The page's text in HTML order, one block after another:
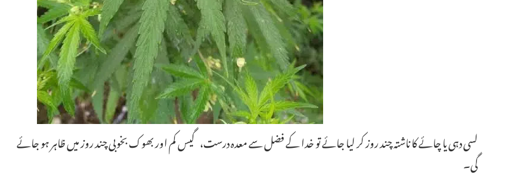
لسی دہی یا چائے کا ناشتہ چند روز کر لیا جائے تو خدا کے فضل سے معدہ درست، گیس کم اور بھوک بخوبی چند روز میں ظاہر ہو جائے
گی۔